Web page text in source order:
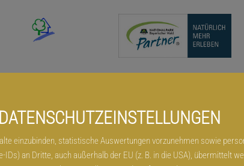
DATENSCHUTZEINSTELLUNGEN
einzubinden, statistische Auswertungen vorzunehmen sowie
IDs) an Dritte, auch außerhalb der EU (z. B. in die USA), übermittelt
Datenschutz Cookies Kontakt Sitemap Infos